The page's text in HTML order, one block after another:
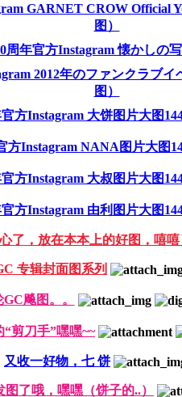
GARNET CROW Official
图）
周年官方Instagram 懐かしの
2012年のファンクラブイ
图）
方Instagram 大饼图片大图
方Instagram NANA图片大图
方Instagram 大叔图片大图
方Instagram 由利图片大图
了，放在本本上的好图，嘻嘻
专辑封面图系列
飚图。。
“剪刀手”嘿嘿~~
又收一好物，七 饼
图了哦，嘿嘿（饼子的..）